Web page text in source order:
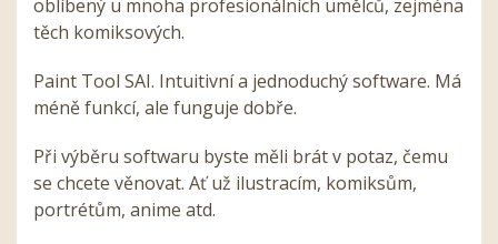
oblíbený u mnoha profesionálních umělců, zejména
těch komiksových.
Paint Tool SAI. Intuitivní a jednoduchý software. Má
méně funkcí, ale funguje dobře.
Při výběru softwaru byste měli brát v potaz, čemu
se chcete věnovat. Ať už ilustracím, komiksům,
portrétům, anime atd.